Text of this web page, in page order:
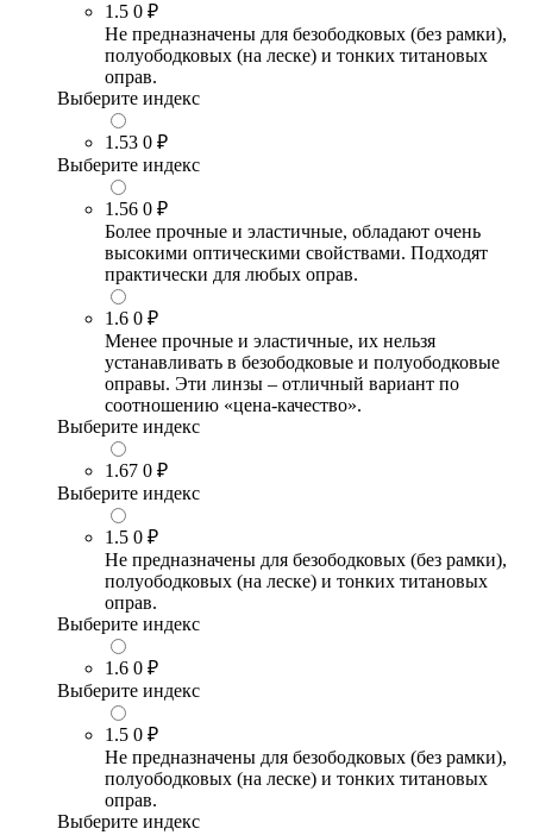
1.5 0 ₽
Не предназначены для безободковых (без рамки),
полуободковых (на леске) и тонких титановых
оправ.
Выберите индекс
1.53 0 ₽
Выберите индекс
1.56 0 ₽
Более прочные и эластичные, обладают очень
высокими оптическими свойствами. Подходят
практически для любых оправ.
1.6 0 ₽
Менее прочные и эластичные, их нельзя
устанавливать в безободковые и полуободковые
оправы. Эти линзы – отличный вариант по
соотношению «цена-качество».
Выберите индекс
1.67 0 ₽
Выберите индекс
1.5 0 ₽
Не предназначены для безободковых (без рамки),
полуободковых (на леске) и тонких титановых
оправ.
Выберите индекс
1.6 0 ₽
Выберите индекс
1.5 0 ₽
Не предназначены для безободковых (без рамки),
полуободковых (на леске) и тонких титановых
оправ.
Выберите индекс